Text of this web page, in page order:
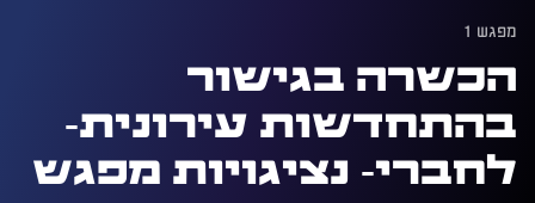
מפגש 1
הכשרה בגישור
בהתחדשות עירונית-
לחברי- נציגויות מפגש